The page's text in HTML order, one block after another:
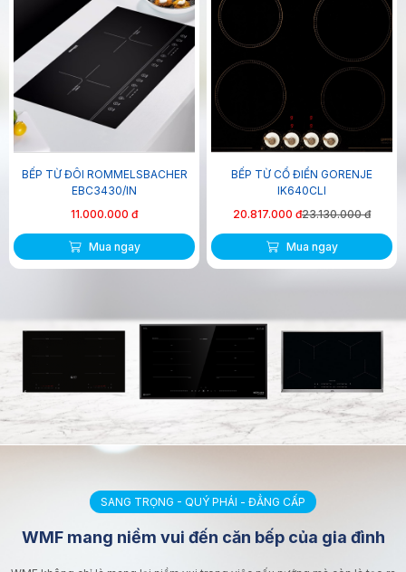
BẾP TỪ ĐÔI ROMMELSBACHER
EBC3430/IN
11.000.000 đ
Mua ngay
BẾP TỪ CỔ ĐIỂN GORENJE
IK640CLI
20.817.000 đ23.130.000 đ
Mua ngay
SANG TRỌNG - QUÝ PHÁI - ĐẲNG CẤP
WMF mang niềm vui đến căn bếp của gia đình